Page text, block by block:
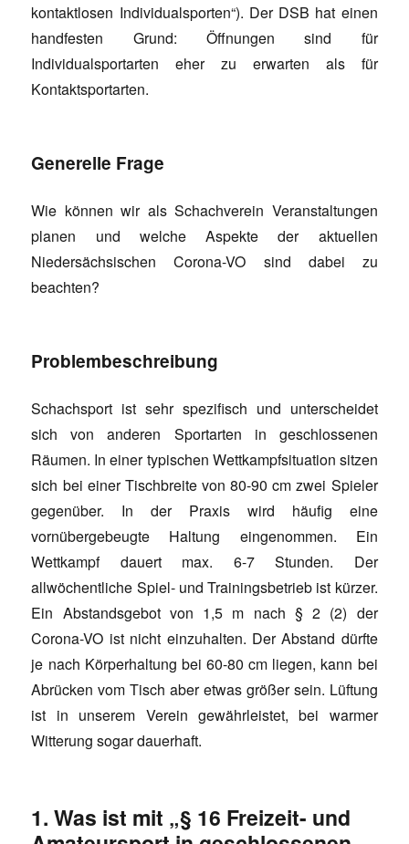
kontaktlosen Individualsporten“). Der DSB hat einen
handfesten Grund: Öffnungen sind für
Individualsportarten eher zu erwarten als für
Kontaktsportarten.
Generelle Frage
Wie können wir als Schachverein Veranstaltungen
planen und welche Aspekte der aktuellen
Niedersächsischen Corona-VO sind dabei zu
beachten?
Problembeschreibung
Schachsport ist sehr spezifisch und unterscheidet
sich von anderen Sportarten in geschlossenen
Räumen. In einer typischen Wettkampfsituation sitzen
sich bei einer Tischbreite von 80-90 cm zwei Spieler
gegenüber. In der Praxis wird häufig eine
vornübergebeugte Haltung eingenommen. Ein
Wettkampf dauert max. 6-7 Stunden. Der
allwöchentliche Spiel- und Trainingsbetrieb ist kürzer.
Ein Abstandsgebot von 1,5 m nach § 2 (2) der
Corona-VO ist nicht einzuhalten. Der Abstand dürfte
je nach Körperhaltung bei 60-80 cm liegen, kann bei
Abrücken vom Tisch aber etwas größer sein. Lüftung
ist in unserem Verein gewährleistet, bei warmer
Witterung sogar dauerhaft.
1. Was ist mit „§ 16 Freizeit- und